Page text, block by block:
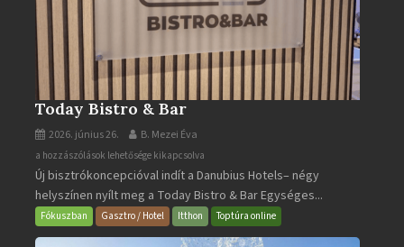
Today Bistro & Bar
2026. június 26. B. Mezei Éva
Today
Bistro
&
Bar
bejegyzéshez
a hozzászólások lehetősége kikapcsolva
Új bisztrókoncepcióval indít a Danubius Hotels– négy
helyszínen nyílt meg a Today Bistro & Bar Egységes...
Fókuszban Gasztro / Hotel Itthon Toptúra online